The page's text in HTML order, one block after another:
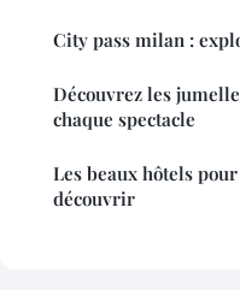
City pass milan :
Découvrez les
chaque spectacle
Les beaux hôtels
découvrir